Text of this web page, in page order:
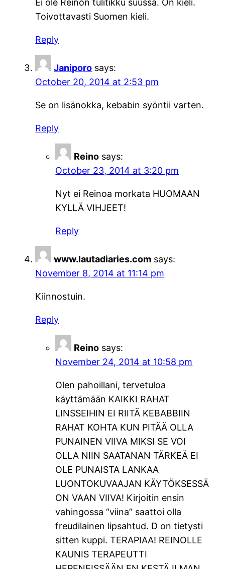
Ei ole Reinon tulitikku suussa. On kieli.
Toivottavasti Suomen kieli.
Reply
Janiporo says:
October 20, 2014 at 2:53 pm
Se on lisänokka, kebabin syöntii varten.
Reply
Reino says:
October 23, 2014 at 3:20 pm
Nyt ei Reinoa morkata HUOMAAN
KYLLÄ VIHJEET!
Reply
www.lautadiaries.com says:
November 8, 2014 at 11:14 pm
Kiinnostuin.
Reply
Reino says:
November 24, 2014 at 10:58 pm
Olen pahoillani, tervetuloa
käyttämään KAIKKI RAHAT
LINSSEIHIN EI RIITÄ KEBABBIIN
RAHAT KOHTA KUN PITÄÄ OLLA
PUNAINEN VIIVA MIKSI SE VOI
OLLA NIIN SAATANAN TÄRKEÄ EI
OLE PUNAISTA LANKAA
LUONTOKUVAAJAN KÄYTÖKSESSÄ
ON VAAN VIIVA! Kirjoitin ensin
vahingossa “viina” saattoi olla
freudilainen lipsahtud. D on tietysti
sitten kuppi. TERAPIAA! REINOLLE
KAUNIS TERAPEUTTI